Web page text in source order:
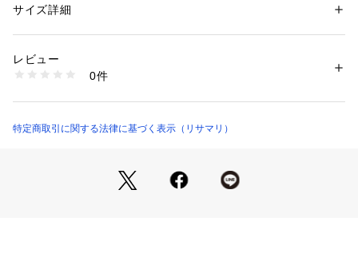
にラメ糸を刺繍して、気品あふれる輝きと斬新なカラーリング
度のクリスマスシーズンは、Risa Magliのランジェリーでヒロ
インに。ワンランク上の美しさを演出した 「Risa Magli Rein
＜アイテム特徴・着用感＞
崩れの心配もないため、旅行にも使い勝手がよくプレゼントに
も使いやすいアイテムです。ワイヤー入りのブラジャーとイメ
性別：レディース
素材：ポリエステル・ナイロン・その他
商品番号：
N05-54673 （ショップ）
サイズ詳細
レビュー
0件
特定商取引に関する法律に基づく表示（リサマリ）